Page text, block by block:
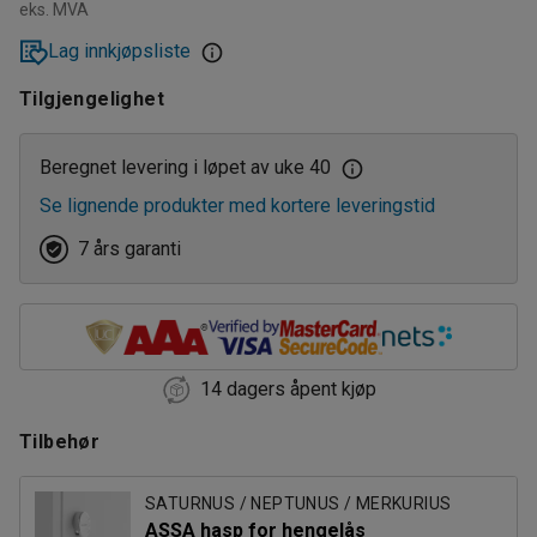
3
eks. MVA
Lag innkjøpsliste
Tilgjengelighet
Beregnet levering i løpet av uke 40
Se lignende produkter med kortere leveringstid
7 års garanti
14 dagers åpent kjøp
Tilbehør
SATURNUS / NEPTUNUS / MERKURIUS
ASSA hasp for hengelås